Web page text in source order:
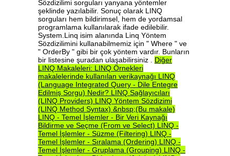
Sözdizilimi sorguları yanyana yöntemler
şeklinde yazılabilir. Sonuç olarak LINQ
sorguları hem bildirimsel, hem de yordamsal
programlama kullanılarak ifade edilebilir.
System.Linq isim alanında Linq Yöntem
Sözdizilimini kullanabilmemiz için " Where " ve
" OrderBy " gibi bir çok yöntem vardır. Bunların
bir listesine şuradan ulaşabilirsiniz . Diğer
LINQ Makaleleri: LINQ Örnekleri
makalelerinde kullanılan verikaynağı LINQ
(Language Integrated Query - Dile Entegre
Edilmiş Sorgu) Nedir? LINQ Sağlayıcıları
(LINQ Providers) LINQ Yöntem Sözdizimi
(LINQ Method Syntax) &nbsp;(Bu makale)
LINQ - Temel İşlemler - Bir Veri Kaynağı
Bildirme ve Seçme (From ve Select) LINQ -
Temel İşlemler - Süzme (Filtering) LINQ -
Temel İşlemler - Sıralama (Ordering) LINQ -
Temel İşlemler - Gruplama (Grouping) LINQ -